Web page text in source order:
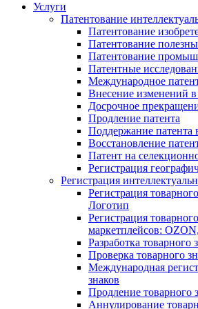
Услуги
Патентование
Патентование
Патентование
Патентование
Патентные
Международное
Внесение изменений в
Досрочное
Продление патента
Поддержание патента
Восстановление
Патент на
Регистрация
Регистрация
Регистрация
Логотип
Регистрация
маркетплейсов:
Разработка товарного
Проверка товарного
Международная
знаков
Продление товарного
Аннулирование